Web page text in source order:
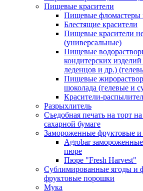
Пищевые красители
Пищевые фломастеры
Блестящие красители
Пищевые красители
(универсальные)
Пищевые
кондитерских
леденцов и др.)
Пищевые
шоколада (гелевые и
Красители-
Разрыхлитель
Съедобная печать на торт
сахарной бумаге
Замороженные фруктовые
Agrobar
пюре
Пюре "Fresh Harvest"
Сублимированные ягоды и
фруктовые порошки
Мука